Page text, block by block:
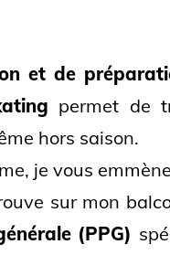
et de
permet de
hors saison.
je vous
sur mon
(PPG)